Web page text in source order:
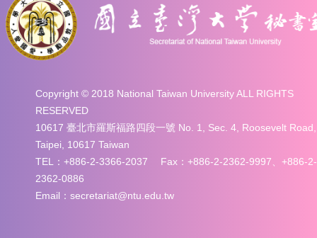
Copyright © 2018 National Taiwan University ALL RIGHTS
RESERVED
10617 臺北市羅斯福路四段一號 No. 1, Sec. 4, Roosevelt Road,
Taipei, 10617 Taiwan
TEL：+886-2-3366-2037 Fax：+886-2-2362-9997、+886-2-
2362-0886
Email：secretariat@ntu.edu.tw